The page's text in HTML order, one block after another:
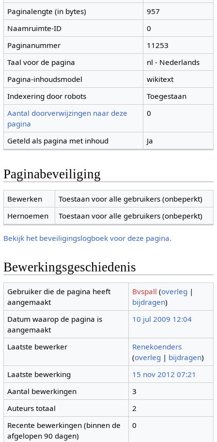
Paginalengte (in bytes)
957
Naamruimte-ID
0
Paginanummer
11253
Taal voor de pagina
nl - Nederlands
Pagina-inhoudsmodel
wikitext
Indexering door robots
Toegestaan
Aantal doorverwijzingen naar deze
pagina
0
Geteld als pagina met inhoud Ja
Paginabeveiliging
Bewerken
Toestaan voor alle gebruikers (onbeperkt)
Hernoemen
Toestaan voor alle gebruikers (onbeperkt)
Bekijk het beveiligingslogboek voor deze pagina.
Bewerkingsgeschiedenis
Gebruiker die de pagina heeft
aangemaakt
Bvspall (overleg |
bijdragen)
Datum waarop de pagina is
aangemaakt
10 jul 2009 12:04
Laatste bewerker
Renekoenders
(overleg | bijdragen)
Laatste bewerking
15 nov 2012 07:21
Aantal bewerkingen
3
Auteurs totaal
2
Recente bewerkingen (binnen de
afgelopen 90 dagen)
0